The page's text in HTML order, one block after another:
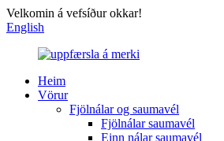
Velkomin á vefsíður okkar!
English
Heim
Vörur
Fjölnálar og saumavél
Fjölnálar saumavél
Einn nálar saumavél